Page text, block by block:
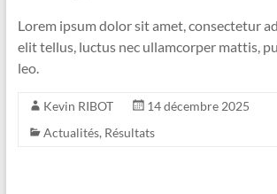
Lorem ipsum dolor sit amet, consectetur
elit tellus, luctus nec ullamcorper mattis,
leo.
Kevin RIBOT
14 décembre 2025
Actualités, Résultats